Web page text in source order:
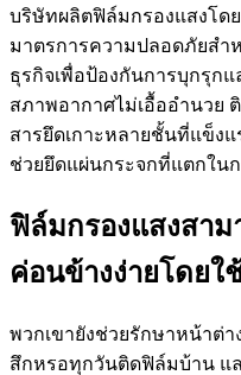
บริษัทผลิตฟิล์มกรองแสงโด
มาตรการความปลอดภัยสำ
ธุรกิจเพื่อป้องกันการบุกรุก
สภาพอากาศไม่เอื้ออำนวย
สารยึดเกาะหลายชั้นที่แข็ง
ช่วยยึดแผ่นกระจกที่แตกใน
ฟิล์มกรองแสงสาม
ค่อนข้างง่ายโดยใ
พวกเขายังช่วยรักษาหน้าต่
สึกหรอทุกวันติดฟิล์มบ้าน แ